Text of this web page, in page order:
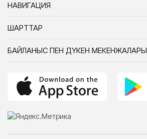
НАВИГАЦИЯ
ШАРТТАР
БАЙЛАНЫС ПЕН ДҮКЕН МЕКЕНЖАЛАРЫ